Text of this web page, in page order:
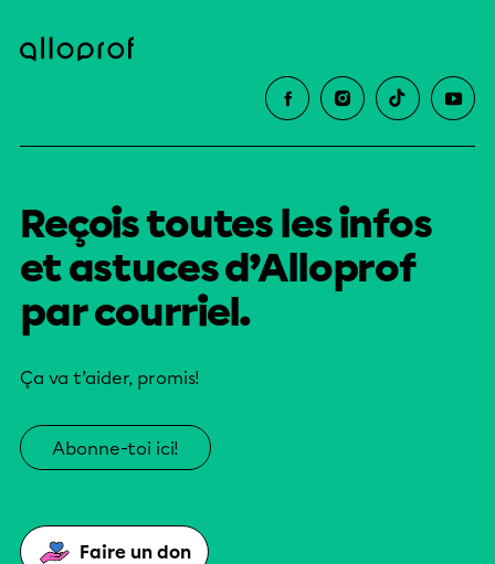
Reçois toutes les infos
et astuces d’Alloprof
par courriel.
Ça va t’aider, promis!
Abonne-toi ici!
Faire un don